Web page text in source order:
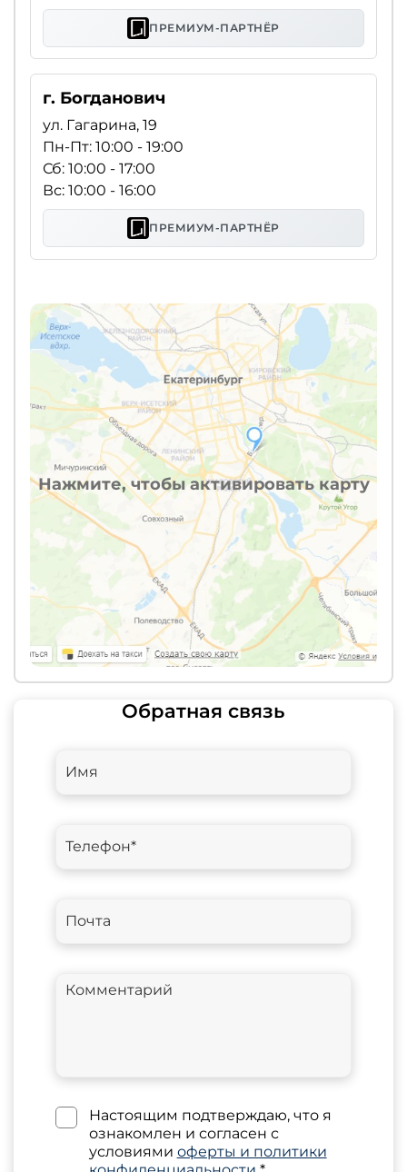
Нажмите, чтобы активировать карту
ПРЕМИУМ-ПАРТНЁР
г. Богданович
ул. Гагарина, 19
Пн-Пт: 10:00 - 19:00
Сб: 10:00 - 17:00
Вс: 10:00 - 16:00
ПРЕМИУМ-ПАРТНЁР
Обратная связь
Настоящим подтверждаю, что я
ознакомлен и согласен с
условиями оферты и политики